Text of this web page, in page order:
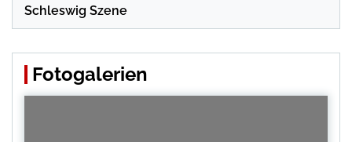
Schleswig Szene
Fotogalerien